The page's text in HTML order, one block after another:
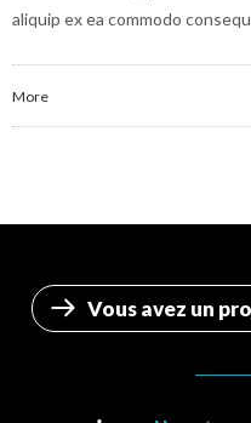
aliquip ex ea commodo
More
Vous avez un